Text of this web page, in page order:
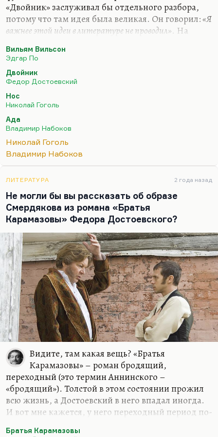
«Двойник» заслуживал бы отдельного разбора,
потому что там идея была великая. Он говорил:«Я
важнее этой идеи в литературе не проводил». На
инквизитор более важная идея, более интересная
история. В чем важность идеи? Я не говорю о том,
что он прекрасно написан. Прекрасно описан
дебют безумия и раздвоение Голядкина. Я
думаю, важность этой идеи даже не в том, что
наглые, успешные люди, что, условно говоря,
всегда есть наш успешный двойник. Условно
говоря, наши неудачи – это чьи-то…
Вильям Вильсон
Эдгар По
Двойник
Федор Достоевский
Нос
Николай Гоголь
Ада
Владимир Набоков
Николай Гоголь
Владимир Набоков
ЛИТЕРАТУРА 2 года назад
Не могли бы вы рассказать об образе
Смердякова из романа «Братья
Карамазовы» Федора Достоевского?
Видите, там какая вещь? «Братья
Карамазовы» – роман бродящий,
переходный (это термин Аннинского –
«бродящий»). Толстой в этом состоянии прожил
всю жизнь, а Достоевский в него впадал иногда.
И вот мне кажется, у него переходный период по-
Братья Карамазовы